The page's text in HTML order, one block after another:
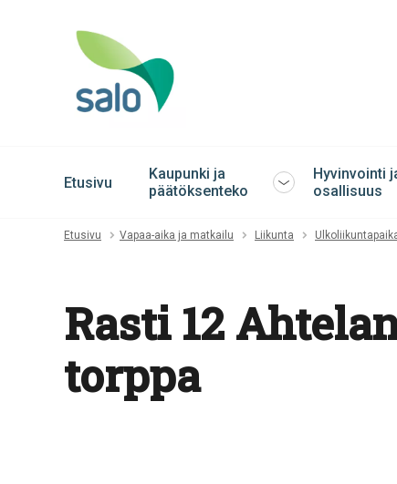
Etusivu
Kaupunki ja
päätöksenteko
Avaa
sulje
Hyvinvointi
osallisuus
Etusivu Vapaa-aika ja matkailu Liikunta
Rasti 12
torppa